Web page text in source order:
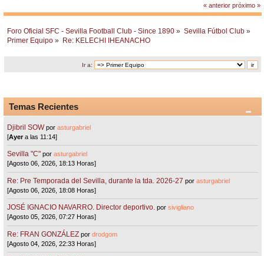
« anterior próximo »
Foro Oficial SFC - Sevilla Football Club - Since 1890 » Sevilla Fútbol Club »
Primer Equipo » Re: KELECHI IHEANACHO
Ir a:
Temas Recientes
Djibril SOW porasturgabriel
[Ayera las 11:14]
Sevilla "C"porasturgabriel
[Agosto 06, 2026, 18:13 Horas]
Re: Pre Temporada del Sevilla, durante la tda. 2026-27 porasturgabriel
[Agosto 06, 2026, 18:08 Horas]
JOSÉ IGNACIO NAVARRO. Director deportivo. porsivigliano
[Agosto 05, 2026, 07:27 Horas]
Re: FRAN GONZÁLEZ pordrodgom
[Agosto 04, 2026, 22:33 Horas]